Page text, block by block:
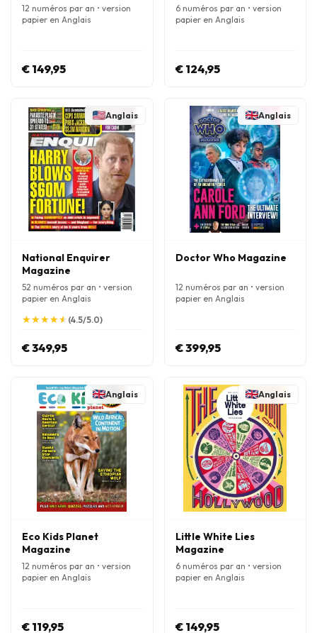
12 numéros par an • version
papier en Anglais
€ 149,95
6 numéros par an • version
papier en Anglais
€ 124,95
Anglais
National Enquirer
Magazine
52 numéros par an • version
papier en Anglais
★
★★
★★
★★
★★
★ (4.5/5.0)
€ 349,95
Anglais
Doctor Who Magazine
12 numéros par an • version
papier en Anglais
€ 399,95
Anglais
Eco Kids Planet
Magazine
12 numéros par an • version
papier en Anglais
€ 119,95
Anglais
Little White Lies
Magazine
6 numéros par an • version
papier en Anglais
€ 149,95